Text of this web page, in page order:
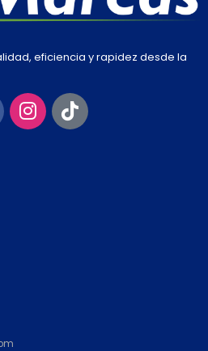
eficiencia y rapidez desde la